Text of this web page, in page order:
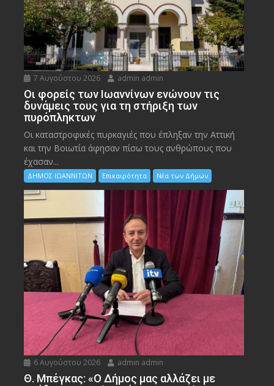
7 Αυγούστου 2026 admin admin
Οι φορείς των Ιωαννίνων ενώνουν τις
δυνάμεις τους για τη στήριξη των
πυρόπληκτων
Οι καταστροφικές πυρκαγιές που έπληξαν την Αττική
και την Bοιωτία άφησαν πίσω τους ανθρώπους που
έχασαν...
ΔΗΜΟΣ ΙΩΑΝΝΙΤΩΝ Επικαιρότητα Νέα των Δήμων
6 Αυγούστου 2026 admin admin
Θ. Μπέγκας: «Ο Δήμος μας αλλάζει με